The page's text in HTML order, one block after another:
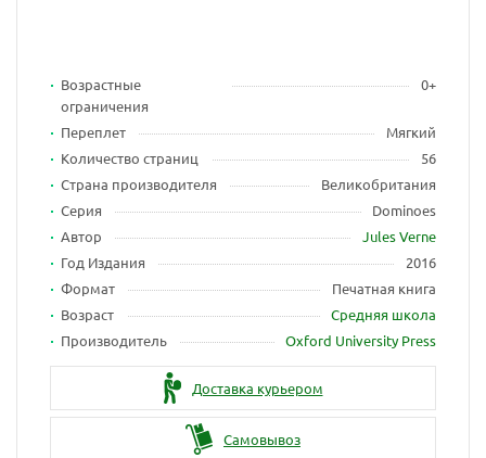
Возрастные
ограничения
0+
Переплет
Мягкий
Количество страниц
56
Страна производителя
Великобритания
Серия
Dominoes
Автор
Jules Verne
Год Издания
2016
Формат
Печатная книга
Возраст
Средняя школа
Производитель
Oxford University Press
Доставка курьером
Самовывоз